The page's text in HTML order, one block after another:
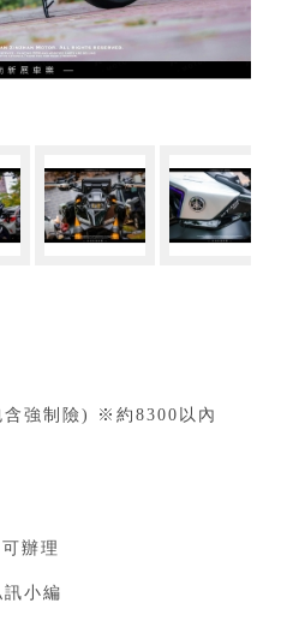
含強制險) ※約8300以內
辦理
私訊小編⁣⁣⁣⁣⁣⁣⁣⁣⁣⁣⁣⁣⁣⁣⁣⁣⁣⁣⁣